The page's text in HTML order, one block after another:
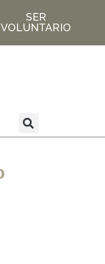
SER
VOLUNTARIO